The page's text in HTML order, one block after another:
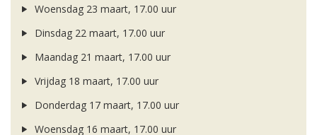
Woensdag 23 maart, 17.00 uur
Dinsdag 22 maart, 17.00 uur
Maandag 21 maart, 17.00 uur
Vrijdag 18 maart, 17.00 uur
Donderdag 17 maart, 17.00 uur
Woensdag 16 maart, 17.00 uur